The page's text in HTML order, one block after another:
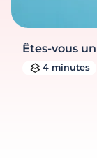
Êtes-vous
4 minutes